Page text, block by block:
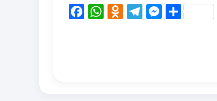
Facebook
WhatsApp
Telegram
Share